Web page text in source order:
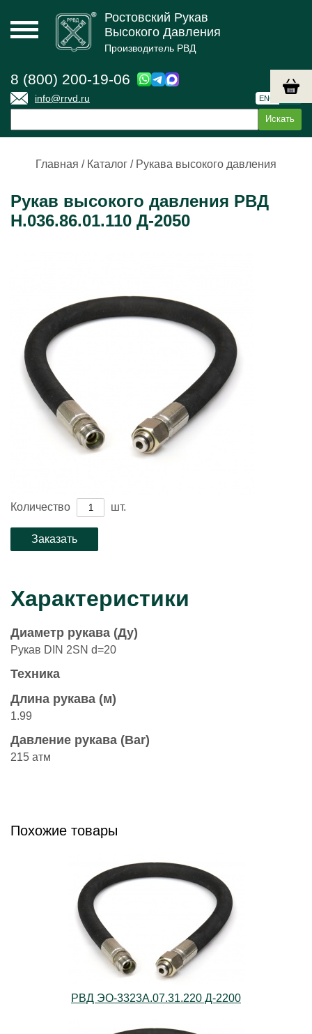
Ростовский Рукав
Высокого Давления
Производитель РВД
8 (800) 200-19-06
info@rrvd.ru ENG
Главная / Каталог / Рукава высокого давления
Рукав высокого давления РВД
Н.036.86.01.110 Д-2050
Количество шт.
Характеристики
Диаметр рукава (Ду)
Рукав DIN 2SN d=20
Техника
Длина рукава (м)
1.99
Давление рукава (Bar)
215 атм
Похожие товары
РВД ЭО-3323А.07.31.220 Д-2200